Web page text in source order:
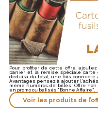
Pour profiter de cette offre,
panier et la remise spéciale carte
déduira du total, une fois connecté
Avantages pensez à ajouter
même numéros de billes. Offre
en promo ou balisés "Bonne Affaire".
Voir les produits de